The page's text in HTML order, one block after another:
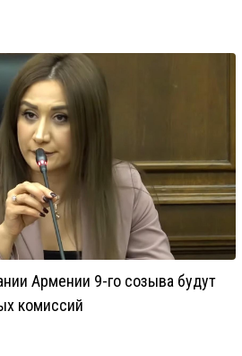
Армении 9-го созыва будут
комиссий